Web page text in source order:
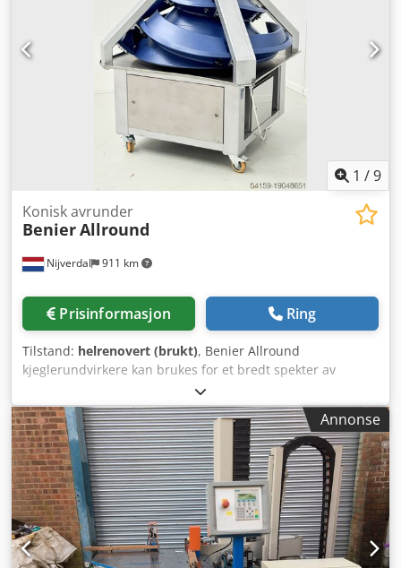
avstand. Joint 502 kan bruke to ulike klammer, også av
forskjellig størrelse, i ønsket senteravstand. De to
klammerenhetene kan posisjoneres etter behov. Chodoyy S
Uaopfx Aknsa Plassering: fra lager 54634 Bitburg -
umiddelbart tilgjengelig -
1 /9
Nijverdal 911 km
Konisk avrunder
BenierAllround
Prisinformasjon Ring
Tilstand: helrenovert (brukt), Benier Allround
kjeglerundvirkere kan brukes for et bredt spekter av
deigvekter og -konsistenser. Utformingen garanterer en
jevn drift med resultatet av en rund deigball. Vektområde:
100–1200 g Chedpfxswgmhnj Aknea Justerbare renner
Kapasitet: 4500 stk/t 2x luftblåser Lett konstruksjon gir
mindre slitasje Baner og kjegle med forbedret
flerlagsteﬂonbelegg Takket være tetningsmassen mellom
kjegle og bane er det sjeldnere at deigen skades,
fragmenteres eller at kjeglen blir ødelagt Utformingen av
rundvirkebanen muliggjør skånsom, soft-touch
rundvirkning.
Annonse